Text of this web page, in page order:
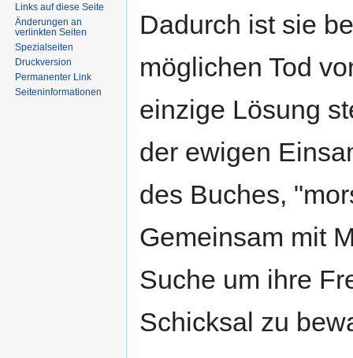
Dadurch ist sie
möglichen Tod
einzige Lösung
der ewigen
des Buches,
Gemeinsam mit
Suche um ihre
Schicksal zu
Links auf diese Seite
Änderungen an
verlinkten Seiten
Spezialseiten
Druckversion
Permanenter Link
Seiten­informationen